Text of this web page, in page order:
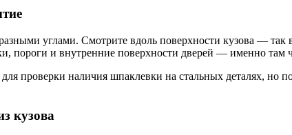
углами. Смотрите вдоль поверхности кузова —
пороги и внутренние поверхности дверей — именно там
проверки наличия шпаклевки на стальных деталях,
кузова